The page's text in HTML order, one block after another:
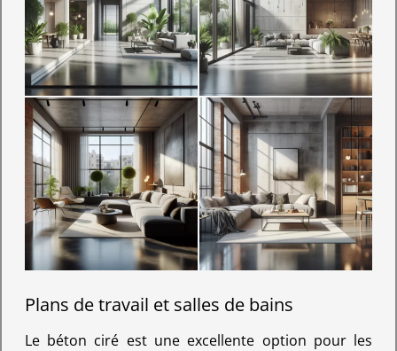
Plans de travail et salles de bains
Le béton ciré est une excellente option pour les